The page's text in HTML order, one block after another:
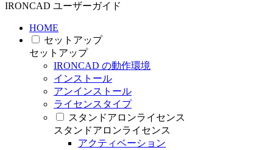
IRONCAD ユーザーガイド
HOME
セットアップ
セットアップ
IRONCAD の動作環境
インストール
アンインストール
ライセンスタイプ
スタンドアロンライセンス
スタンドアロンライセンス
アクティベーション